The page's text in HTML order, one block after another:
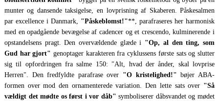
munter og dansende taksigelse, en lovprisning af Skaberen. Påskesalmen
par excellence i Danmark, "Påskeblomst!"**, parafraseres her harmonisk
med en opadgående bevægelse af cadencer og et crescendo, kulminerende i
opstandelsens pragt. Den overvældende glæde i "Op, al den ting, som
Gud har gjort" genoptager karakteren fra cyklussens første sats og slutter
sig til opfordringen fra salme 150: "Alt, hvad der ånder, skal lovprise
Herren". Den fredfyldte parafrase over "O kristelighed!" bøjer ABA-
formen over mod den ornamenterede variation. Den lette sats over "Så
vældigt det mødte os først i vor dåb" symboliserer dåbsvandet og mødet